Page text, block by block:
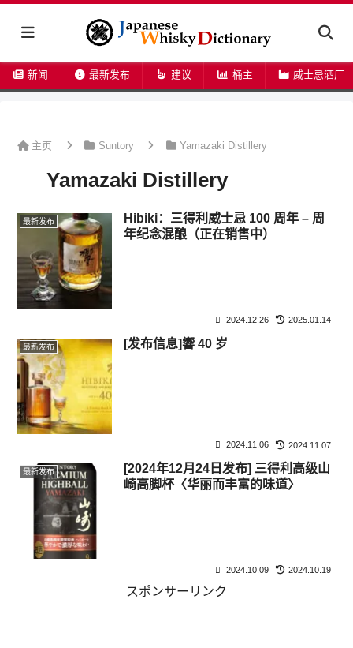
新闻 最新发布 建议 桶主 威士忌酒厂
主页 Suntory Yamazaki Distillery
Yamazaki Distillery
最新发布
Hibiki：三得利威士忌 100 周年 – 周
年纪念混酿（正在销售中）
2024.12.26 2025.01.14
最新发布 [发布信息]響 40 岁
2024.11.06 2024.11.07
最新发布
[2024年12月24日发布] 三得利高级山
崎高脚杯〈华丽而丰富的味道〉
2024.10.09 2024.10.19
スポンサーリンク